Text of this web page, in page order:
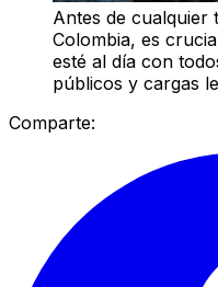
Antes de cualquier
Colombia, es
esté al día con
públicos y cargas
Comparte: